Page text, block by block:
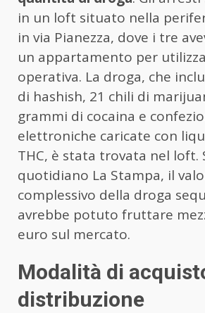
in un loft situato nella
in via Pianezza, dove i tre
un appartamento per
operativa. La droga, che
di hashish, 21 chili di
grammi di cocaina e
elettroniche caricate con
THC, è stata trovata nel loft.
quotidiano La Stampa, il
complessivo della droga
avrebbe potuto fruttare
euro sul mercato.
Modalità di
distribuzione